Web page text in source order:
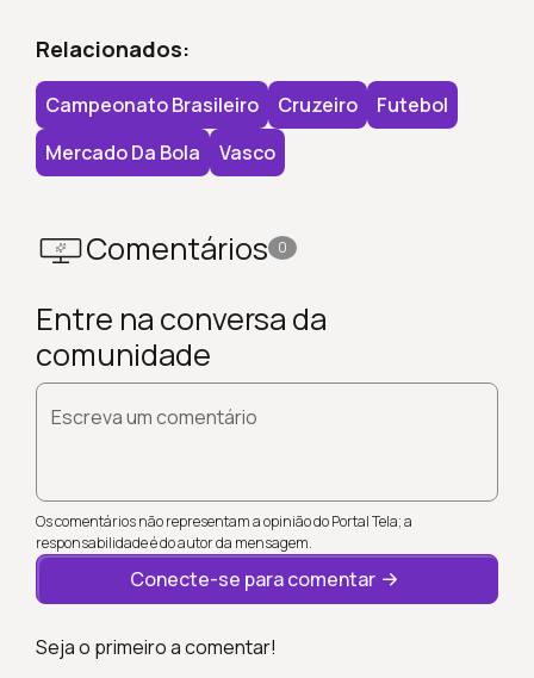
Relacionados:
Campeonato Brasileiro Cruzeiro
Futebol
Mercado Da Bola
Vasco
Comentários 0
Entre na conversa da
comunidade
Escreva um comentário
Os comentários não representam a opinião do Portal Tela; a
responsabilidade é do autor da mensagem.
Conecte-se para comentar
Seja o primeiro a comentar!